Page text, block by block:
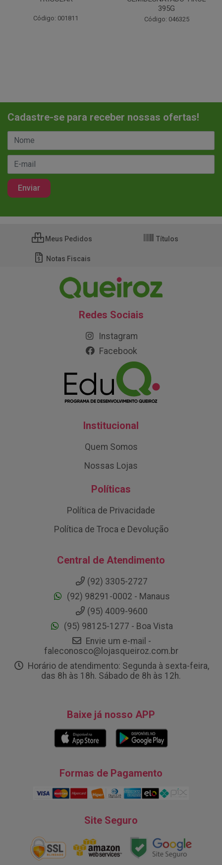
Código: 046325 Código: 037442
Cadastre-se para receber nossas ofertas!
Meus Pedidos Títulos
Notas Fiscais
Redes Sociais
Instagram
Facebook
Institucional
Quem Somos
Nossas Lojas
Políticas
Política de Privacidade
Política de Troca e Devolução
Central de Atendimento
(92) 3305-2727
(92) 98291-0002 - Manaus
(95) 4009-9600
(95) 98125-1277 - Boa Vista
Envie um e-mail -
faleconosco@lojasqueiroz.com.br
Horário de atendimento: Segunda à sexta-feira,
das 8h às 18h. Sábado de 8h às 12h.
Baixe já nosso APP
Formas de Pagamento
Site Seguro